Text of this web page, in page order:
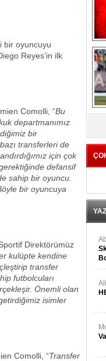
bir oyuncuyu
Reyes’in ilk
Comolli, “Bu
departmanımız
bir
transferleri de
için çok
defansif
sahip bir oyuncu.
bir oyuncuya
Direktörümüz
kulüpte kendine
transfer
futbolcuları
Önemli olan
isimler
Comolli, “Transfer